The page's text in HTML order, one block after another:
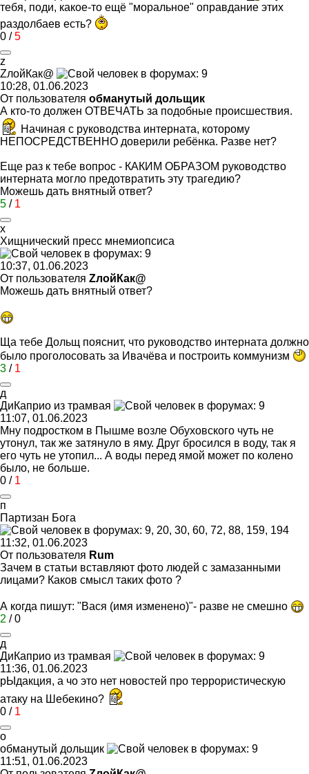
тебя, поди, какое-то ещё "моральное" оправдание этих
раздолбаев есть?
0 /5
z
ZлойКак@
10:28, 01.06.2023
От пользователя обманутый дольщик
А кто-то должен ОТВЕЧАТЬ за подобные происшествия.
Начиная с руководства интерната, которому
НЕПОСРЕДСТВЕННО доверили ребёнка. Разве нет?
Еще раз к тебе вопрос - КАКИМ ОБРАЗОМ руководство
интерната могло предотвратить эту трагедию?
Можешь дать внятный ответ?
5 / 1
х
Хищнический пресс мнемиопсиса
10:37, 01.06.2023
От пользователя ZлойКак@
Можешь дать внятный ответ?
Ща тебе Дольщ пояснит, что руководство интерната должно
было проголосовать за Ивачёва и построить коммунизм
3 / 1
д
ДиКаприо из трамвая
11:07, 01.06.2023
Мну подростком в Пышме возле Обуховского чуть не
утонул, так же затянуло в яму. Друг бросился в воду, так я
его чуть не утопил... А воды перед ямой может по колено
было, не больше.
0 / 1
п
Партизан Бога
11:32, 01.06.2023
От пользователя Rum
Зачем в статьи вставляют фото людей с замазанными
лицами? Каков смысл таких фото ?
А когда пишут: "Вася (имя изменено)"- разве не смешно
2 /0
д
ДиКаприо из трамвая
11:36, 01.06.2023
рЫдакция, а чо это нет новостей про террористическую
атаку на Шебекино?
0 / 1
о
обманутый дольщик
11:51, 01.06.2023